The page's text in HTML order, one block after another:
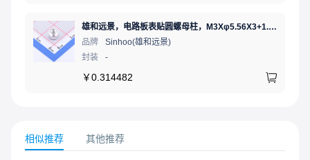
雄和远景，电路板表贴圆螺母柱，M3Xφ5.56X3+1.53，铜镀锡，编带装
品牌
Sinhoo(雄和远景)
封装
-
￥0.314482
相似推荐 其他推荐